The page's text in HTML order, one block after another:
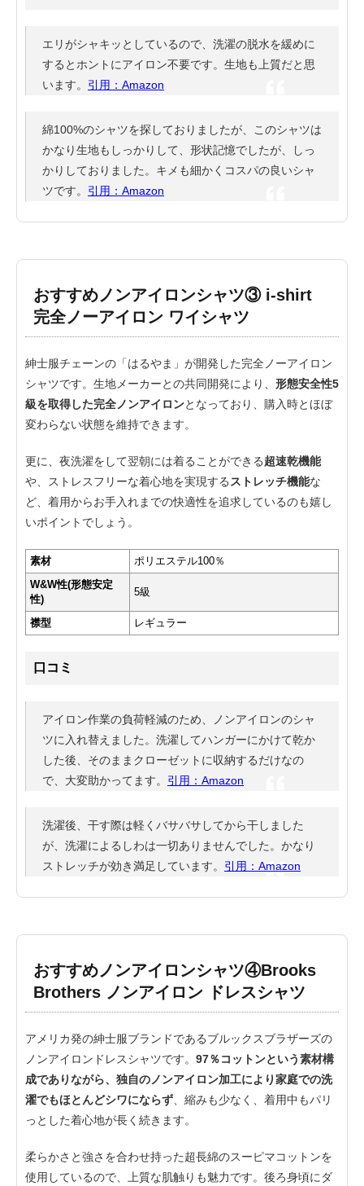
エリがシャキッとしているので、洗濯の脱水を緩めに
するとホントにアイロン不要です。生地も上質だと思
います。 引用：Amazon
綿100%のシャツを探しておりましたが、このシャツは
かなり生地もしっかりして、形状記憶でしたが、しっ
かりしておりました。キメも細かくコスパの良いシャ
ツです。 引用：Amazon
おすすめノンアイロンシャツ③ i-shirt
完全ノーアイロン ワイシャツ
紳士服チェーンの「はるやま」が開発した完全ノーアイロン
シャツです。生地メーカーとの共同開発により、 形態安全性5
級を取得した完全ノンアイロンとなっており、購入時とほぼ
変わらない状態を維持できます。
更に、夜洗濯をして翌朝には着ることができる超速乾機能
や、ストレスフリーな着心地を実現する ストレッチ機能な
ど、着用からお手入れまでの快適性を追求しているのも嬉し
いポイントでしょう。
素材
ポリエステル100％
W&W性(形態安定
性)
5級
襟型 レギュラー
口コミ
アイロン作業の負荷軽減のため、ノンアイロンのシャ
ツに入れ替えました。洗濯してハンガーにかけて乾か
した後、そのままクローゼットに収納するだけなの
で、大変助かってます。 引用：Amazon
洗濯後、干す際は軽くバサバサしてから干しました
が、洗濯によるしわは一切ありませんでした。かなり
ストレッチが効き満足しています。 引用：Amazon
おすすめノンアイロンシャツ④Brooks
Brothers ノンアイロン ドレスシャツ
アメリカ発の紳士服ブランドであるブルックスブラザーズの
ノンアイロンドレスシャツです。 97％コットンという素材構
成でありながら、独自のノンアイロン加工により家庭での洗
濯でもほとんどシワにならず 、縮みも少なく、着用中もパリ
っとした着心地が長く続きます。
柔らかさと強さを合わせ持った超長綿のスーピマコットンを
使用しているので、上質な肌触りも魅力です。後ろ身頃にダ